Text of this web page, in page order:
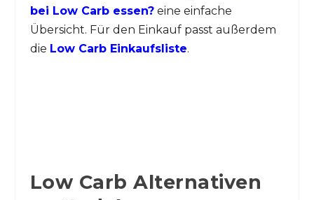
bei Low Carb essen?eine einfache
Übersicht. Für den Einkauf passt außerdem
die Low Carb Einkaufsliste.
Low Carb Alternativen